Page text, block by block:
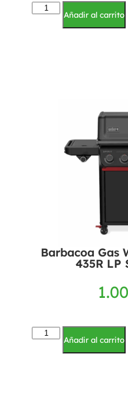
Añadir al carrito
Barbacoa Gas
435R LP
Añadir al carrito